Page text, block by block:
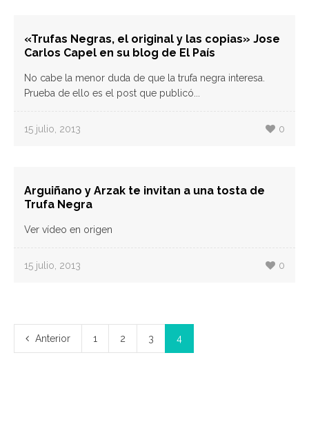
«Trufas Negras, el original y las copias» Jose
Carlos Capel en su blog de El País
No cabe la menor duda de que la trufa negra interesa.
Prueba de ello es el post que publicó...
15 julio, 2013 0
Arguiñano y Arzak te invitan a una tosta de
Trufa Negra
Ver vídeo en origen
15 julio, 2013 0
Anterior 1 2 3 4